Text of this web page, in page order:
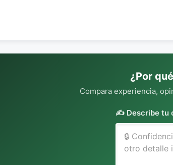
¿Por
Compara experiencia,
✍️ Describe tu